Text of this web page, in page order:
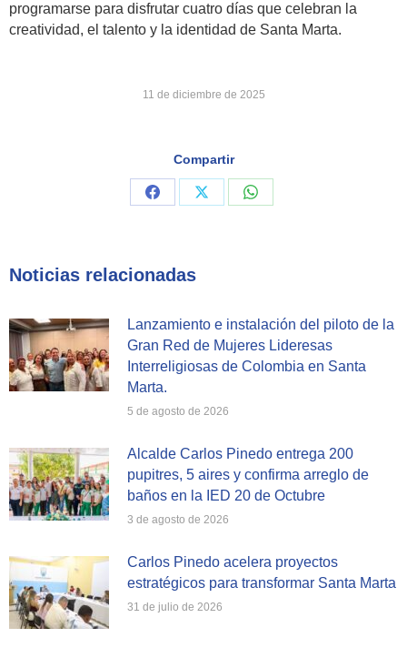
programarse para disfrutar cuatro días que celebran la
creatividad, el talento y la identidad de Santa Marta.
11 de diciembre de 2025
Compartir
Share
Share
Share
Noticias relacionadas
Lanzamiento e instalación del piloto de la
Gran Red de Mujeres Lideresas
Interreligiosas de Colombia en Santa
Marta.
5 de agosto de 2026
Alcalde Carlos Pinedo entrega 200
pupitres, 5 aires y confirma arreglo de
baños en la IED 20 de Octubre
3 de agosto de 2026
Carlos Pinedo acelera proyectos
estratégicos para transformar Santa Marta
31 de julio de 2026